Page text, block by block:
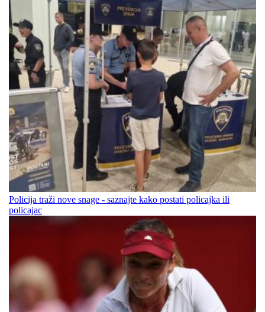
Policija traži nove snage - saznajte kako postati policajka ili
policajac